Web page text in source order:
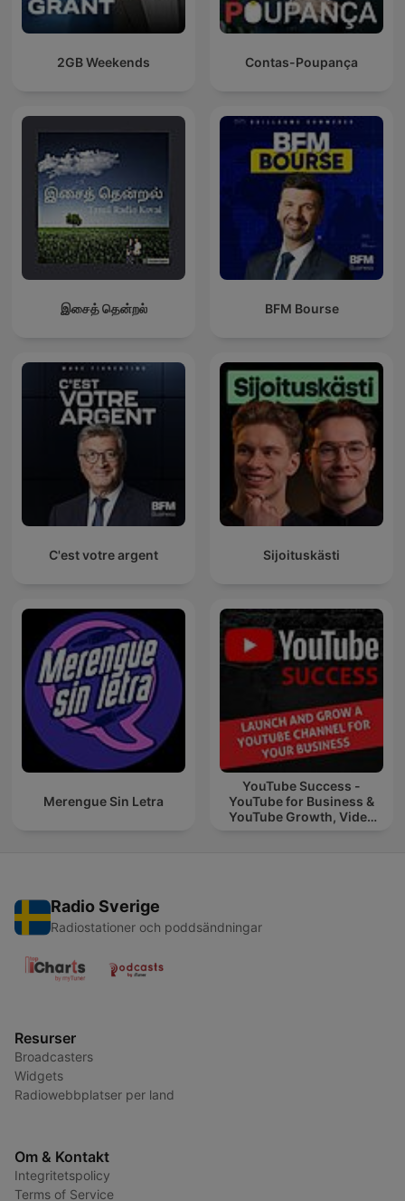
2GB Weekends Contas-Poupança
இசைத் தென்றல் BFM Bourse
C'est votre argent Sijoituskästi
Merengue Sin Letra
YouTube Success -
YouTube for Business &
YouTube Growth, Video
Radio Sverige
Radiostationer och poddsändningar
Resurser
Broadcasters
Widgets
Radiowebbplatser per land
Om & Kontakt
Integritetspolicy
Terms of Service